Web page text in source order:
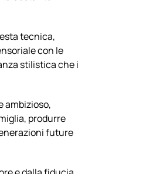
tecnica,
con le
stilistica che i
ambizioso,
produrre
future